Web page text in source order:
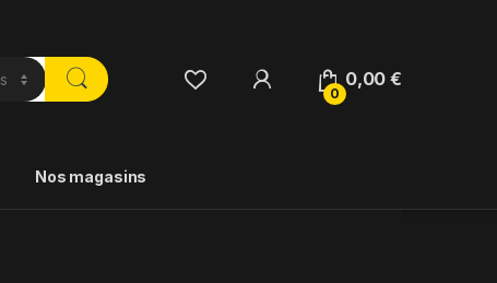
0
0,00€
Nos magasins